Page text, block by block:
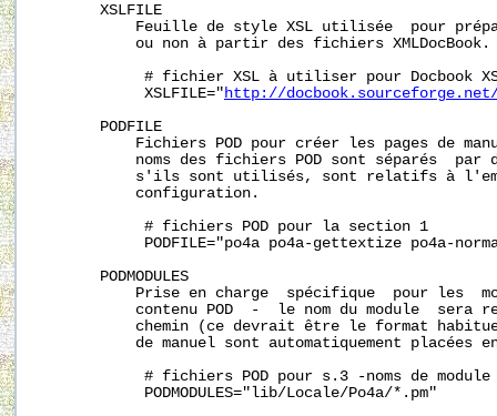
       XSLFILE
Feuille de style XSL utilisée  pour
           ou non à partir des fichiers XMLDocBook.
# fichier XSL à utiliser pour Docbook
            XSLFILE="
http://
       PODFILE
Fichiers POD pour créer les pages de
noms des fichiers POD sont séparés  par
s'ils sont utilisés, sont relatifs à
           configuration.
            # fichiers POD pour la section 1
PODFILE="po4a po4a-gettextize po4a-
       PODMODULES
Prise en charge  spécifique  pour les
contenu POD  -  le nom du module  sera
chemin (ce devrait être le format
de manuel sont automatiquement placées
# fichiers POD pour s.3 -noms de
            PODMODULES="lib/Locale/Po4a/*.pm"